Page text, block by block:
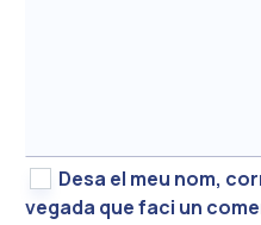
Desa el meu nom,
vegada que faci un